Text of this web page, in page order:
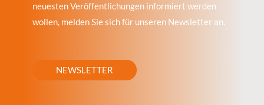
neuesten Veröffentlichungen informiert werden
wollen, melden Sie sich für unseren Newsletter an.
NEWSLETTER